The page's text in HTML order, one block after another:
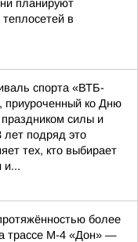
планируют
в
спорта «ВТБ-
приуроченный ко Дню
силы и
лет подряд это
тех, кто выбирает
и...
более
трассе М-4 «Дон» —